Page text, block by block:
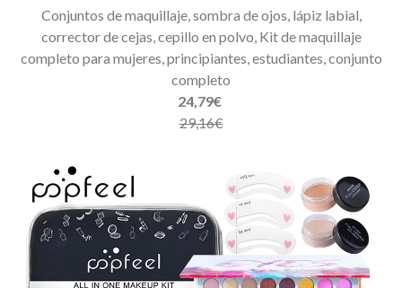
Conjuntos de maquillaje, sombra de ojos, lápiz labial,
corrector de cejas, cepillo en polvo, Kit de maquillaje
completo para mujeres, principiantes, estudiantes, conjunto
completo
24,79€
29,16€